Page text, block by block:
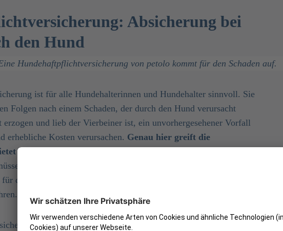
Absicherung bei
den Hund
ist für alle Hundehalterinnen und Hundehalter sinnvoll. Sie
Folgen nach einem Schaden, der durch den Hund verursacht
und lieb der Vierbeiner ist, ein unvorhergesehener Vorfall
erhebliche Kosten verursachen. Genau hier greift die
den notwendigen Schutz.
Hundebesitzerinnen und -besitzer für die entstandenen Kosten
das Haustier haften. Dies kann schnell zu einer hohen
deckt in der Regel folgende Leistungen ab: